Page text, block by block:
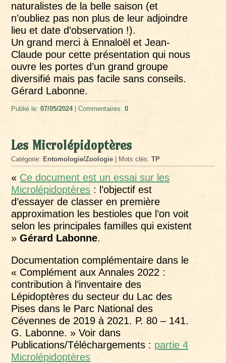
naturalistes de la belle saison (et
n’oubliez pas non plus de leur adjoindre
lieu et date d’observation !).
Un grand merci à Ennaloël et Jean-
Claude pour cette présentation qui nous
ouvre les portes d’un grand groupe
diversifié mais pas facile sans conseils.
Gérard Labonne.
Publié le:07/05/2024| Commentaires:0
Les Microlépidoptères
Catégorie: Entomologie/Zoologie | Mots clés:TP
« Ce document est un essai sur les
Microlépidoptères : l’objectif est
d’essayer de classer en première
approximation les bestioles que l’on voit
selon les principales familles qui existent
»Gérard Labonne.
Documentation complémentaire dans le
« Complément aux Annales 2022 :
contribution à l’inventaire des
Lépidoptères du secteur du Lac des
Pises dans le Parc National des
Cévennes de 2019 à 2021. P. 80 – 141.
G. Labonne. » Voir dans
Publications/Téléchargements : partie 4
Microlépidoptères